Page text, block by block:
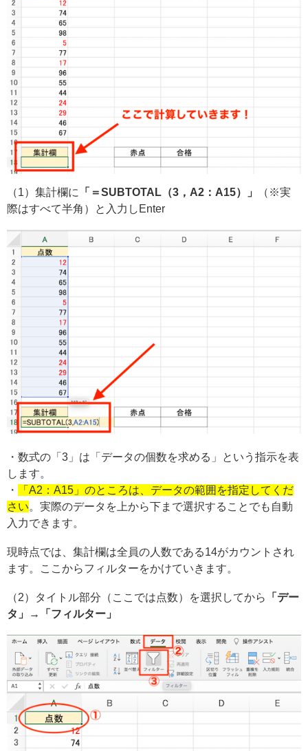
（1）集計欄に 「＝SUBTOTAL（3，A2：A15）」
（※実
際はすべて半角）と入力しEnter
・数式の「3」は「データの個数を求める」という指示を表
します。
・
「A2：A15」のところは、データの範囲を指定してくだ
さい。実際のデータを上から下まで選択することでも自動
入力できます。
現時点では、集計欄は全員の人数である14がカウントされ
ます。ここからフィルターをかけていきます。
（2）タイトル部分（ここでは点数）を選択してから
「デー
タ」→「フィルター」